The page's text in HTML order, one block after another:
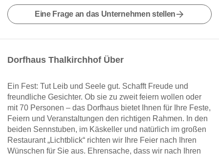
Eine Frage an das Unternehmen stellen
Dorfhaus Thalkirchhof Über
Ein Fest: Tut Leib und Seele gut. Schafft Freude und
freundliche Gesichter. Ob sie zu zweit feiern wollen oder
mit 70 Personen – das Dorfhaus bietet Ihnen für Ihre Feste,
Feiern und Veranstaltungen den richtigen Rahmen. In den
beiden Sennstuben, im Käskeller und natürlich im großen
Restaurant „Lichtblick“ richten wir Ihre Feier nach Ihren
Wünschen für Sie aus. Ehrensache, dass wir nach Ihren